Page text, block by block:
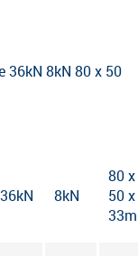
36kN 8kN 80 x 50
36kN 8kN
80 x
50 x